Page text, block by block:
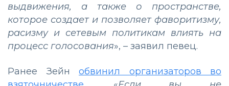
выдвижения, а также о пространстве,
которое создает и позволяет фаворитизму,
расизму и сетевым политикам влиять на
процесс голосования», – заявил певец.
Ранее Зейн обвинил организаторов во